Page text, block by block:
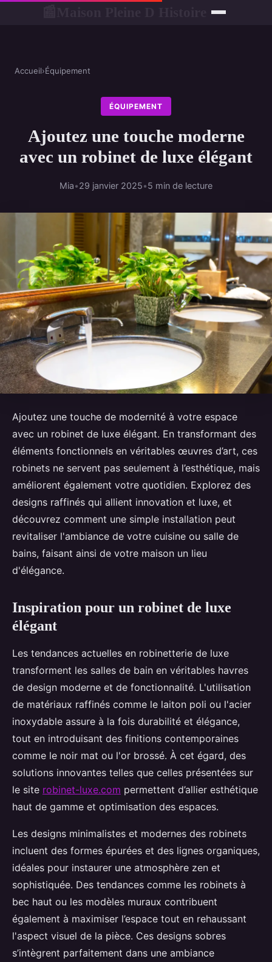
Accueil›Équipement
ÉQUIPEMENT
Ajoutez une touche moderne
avec un robinet de luxe élégant
Mia•29 janvier 2025•5 min de lecture
Ajoutez une touche de modernité à votre espace
avec un robinet de luxe élégant. En transformant des
éléments fonctionnels en véritables œuvres d’art, ces
robinets ne servent pas seulement à l’esthétique, mais
améliorent également votre quotidien. Explorez des
designs raffinés qui allient innovation et luxe, et
découvrez comment une simple installation peut
revitaliser l'ambiance de votre cuisine ou salle de
bains, faisant ainsi de votre maison un lieu
d'élégance.
Inspiration pour un robinet de luxe
élégant
Les tendances actuelles en robinetterie de luxe
transforment les salles de bain en véritables havres
de design moderne et de fonctionnalité. L'utilisation
de matériaux raffinés comme le laiton poli ou l'acier
inoxydable assure à la fois durabilité et élégance,
tout en introduisant des finitions contemporaines
comme le noir mat ou l'or brossé. À cet égard, des
solutions innovantes telles que celles présentées sur
le site robinet-luxe.com permettent d’allier esthétique
haut de gamme et optimisation des espaces.
Les designs minimalistes et modernes des robinets
incluent des formes épurées et des lignes organiques,
idéales pour instaurer une atmosphère zen et
sophistiquée. Des tendances comme les robinets à
bec haut ou les modèles muraux contribuent
également à maximiser l’espace tout en rehaussant
l'aspect visuel de la pièce. Ces designs sobres
s’intègrent parfaitement dans une ambiance